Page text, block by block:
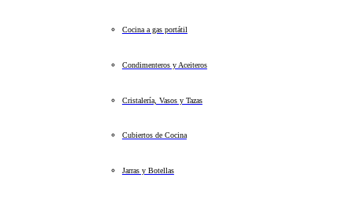
Cocina a gas portátil
Condimenteros y Aceiteros
Cristalería, Vasos y Tazas
Cubiertos de Cocina
Jarras y Botellas